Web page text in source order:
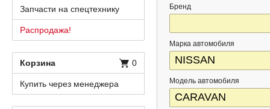
Бренд
Марка автомобиля
Модель автомобиля
Запчасти на спецтехнику
Распродажа!
Корзина 0
Купить через менеджера